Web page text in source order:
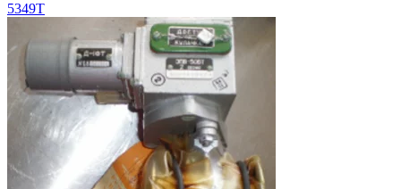
5349Т